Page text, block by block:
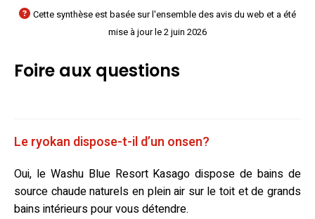
Cette synthèse est basée sur l'ensemble des avis du web et a été
mise à jour le 2 juin 2026
Foire aux questions
Le ryokan dispose-t-il d’un onsen?
Oui, le Washu Blue Resort Kasago dispose de bains de
source chaude naturels en plein air sur le toit et de grands
bains intérieurs pour vous détendre.